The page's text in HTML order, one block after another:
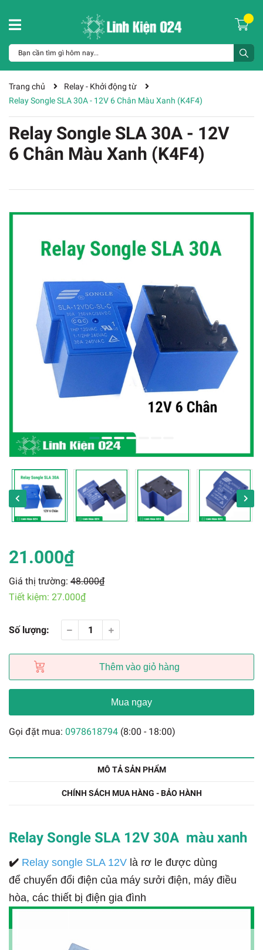
Trang chủ
Relay - Khởi động từ
Relay Songle SLA 30A - 12V 6 Chân Màu Xanh (K4F4)
Relay Songle SLA 30A - 12V
6 Chân Màu Xanh (K4F4)
21.000₫
Giá thị trường: 48.000₫
Tiết kiệm: 27.000₫
Số lượng:
Thêm vào giỏ hàng
Mua ngay
Gọi đặt mua: 0978618794 (8:00 - 18:00)
MÔ TẢ SẢN PHẨM
CHÍNH SÁCH MUA HÀNG - BẢO HÀNH
Relay Songle SLA 12V 30A màu xanh
✔️ Relay songle SLA 12V là rơ le được dùng
để chuyển đổi điện của máy sưởi điện, máy điều
hòa, các thiết bị điện gia đình